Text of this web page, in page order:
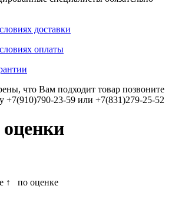
доставки
оплаты
что Вам подходит товар позвоните
+7(910)790-23-59 или +7(831)279-25-52
↑ по оценке